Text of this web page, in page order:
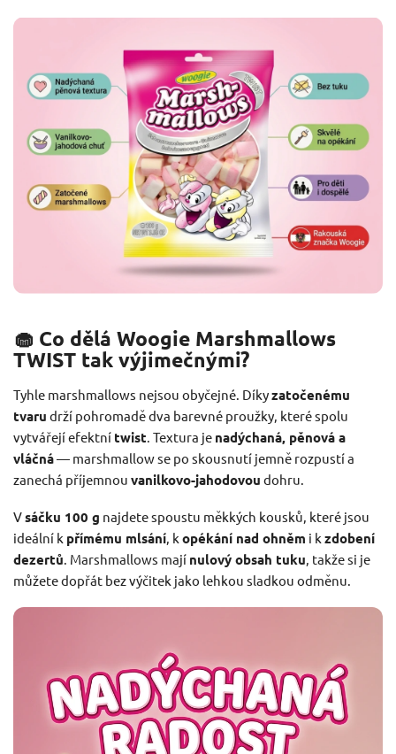
🧁 Co dělá Woogie Marshmallows
TWIST tak výjimečnými?
Tyhle marshmallows nejsou obyčejné. Díkyzatočenému
tvaru drží pohromadě dva barevné proužky, které spolu
vytvářejí efektní twist . Textura je nadýchaná, pěnová a
vláčná— marshmallow se po skousnutí jemně rozpustí a
zanechá příjemnou vanilkovo-jahodovou dohru.
Vsáčku 100 g najdete spoustu měkkých kousků, které jsou
ideální k přímému mlsání , k opékání nad ohněm i k zdobení
dezertů . Marshmallows mají nulový obsah tuku , takže si je
můžete dopřát bez výčitek jako lehkou sladkou odměnu.